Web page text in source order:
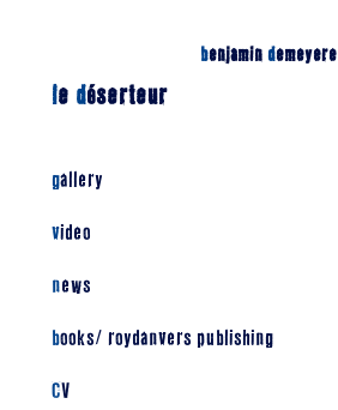
benjamin demeyere
le déserteur
gallery
video
news
books/ roydanvers publishing
CV